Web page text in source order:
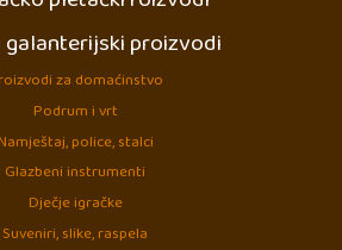
galanterijski proizvodi
za domaćinstvo
Podrum i vrt
Namještaj, police, stalci
Glazbeni instrumenti
Dječje igračke
Suveniri, slike, raspela